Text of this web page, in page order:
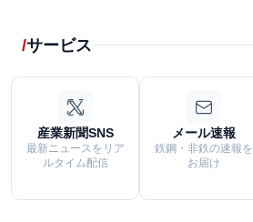
サービス
産業新聞SNS
最新ニュースをリア
ルタイム配信
メール速報
鉄鋼・非鉄の速報を
お届け